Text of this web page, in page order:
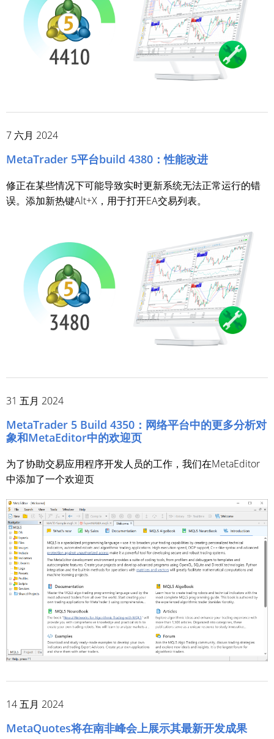
7 六月 2024
MetaTrader 5平台build 4380：性能改进
修正在某些情况下可能导致实时更新系统无法正常运行的错
误。添加新热键Alt+X，用于打开EA交易列表。
31 五月 2024
MetaTrader 5 Build 4350：网络平台中的更多分析对
象和MetaEditor中的欢迎页
为了协助交易应用程序开发人员的工作，我们在MetaEditor
中添加了一个欢迎页
14 五月 2024
MetaQuotes将在南非峰会上展示其最新开发成果